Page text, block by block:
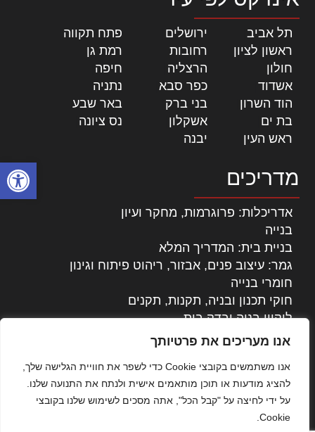
פתח
אנו מעריכים את פרטיותך
אנו משתמשים בקובצי Cookie כדי לשפר את חוויית הגלישה שלך,
להציג מודעות או תוכן מותאמים אישית ולנתח את התנועה שלנו.
על ידי לחיצה על "קבל הכל", אתה מסכים לשימוש שלנו בקובצי
Cookie.
תל אביב ירושלים פתח תקווה
ראשון לציון
רחובות רמת גן
חולון
הרצליה חיפה
אשדוד
כפר סבא נתניה
הוד השרון
בני ברק באר שבע
בת ים
אשקלון נס ציונה
ראש העין
יבנה
מדריכים
אדריכלות: פרוגרמות, מחקר ועיון
בנייה
בניית בית: המדריך המלא
גמר: עיצוב פנים, אבזור, ריהוט פיתוח וגינון
חומרי בנייה
חוקי תכנון ובניה, תקנות, תקנים
ליקויי בניה ובדק בית
נדל"ן: זכויות, אגרות ועסקאות
עקרונות ניהול אחזקה מתקדמות
צילום אדריכלי
שיווק נדלן
שיטות בניה: מפרטים והמלצות